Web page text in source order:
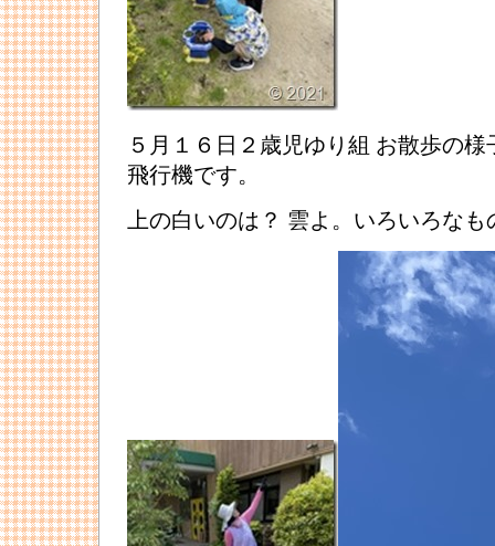
５月１６日２歳児ゆり組 お散歩の
飛行機です。
上の白いのは？ 雲よ。いろいろな